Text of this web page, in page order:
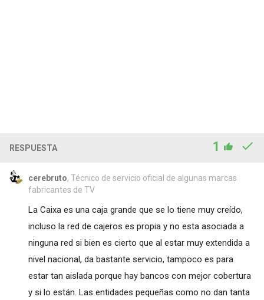
RESPUESTA 1
cerebruto, Técnico de servicio oficial de algunas marcas
fabricantes de TV
La Caixa es una caja grande que se lo tiene muy creído,
incluso la red de cajeros es propia y no esta asociada a
ninguna red si bien es cierto que al estar muy extendida a
nivel nacional, da bastante servicio, tampoco es para
estar tan aislada porque hay bancos con mejor cobertura
y si lo están. Las entidades pequeñas como no dan tanta